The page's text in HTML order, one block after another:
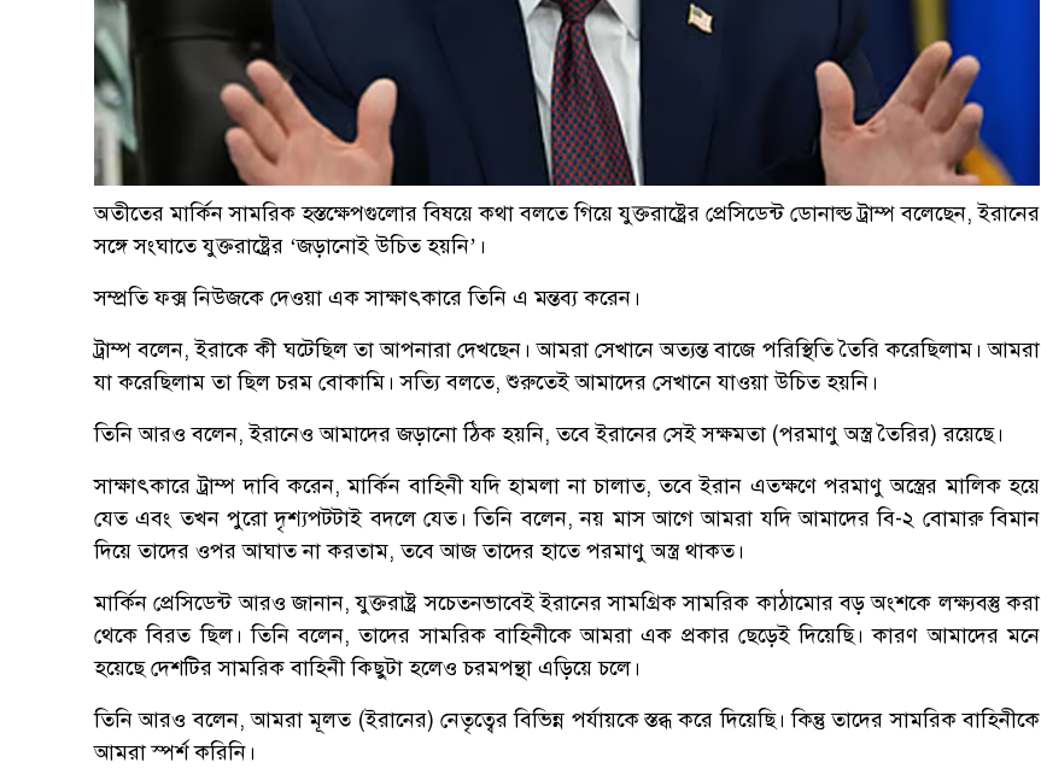
অতীতের মার্কিন সামরিক হস্তক্ষেপগুলোর বিষয়ে কথা বলতে গিয়ে যুক্তরাষ্ট্রের প্রেসিডেন্ট ডোনাল্ড ট্রাম্প বলেছেন, ইরানের
সঙ্গে সংঘাতে যুক্তরাষ্ট্রের ‘জড়ানোই উচিত হয়নি’।
সম্প্রতি ফক্স নিউজকে দেওয়া এক সাক্ষাৎকারে তিনি এ মন্তব্য করেন।
ট্রাম্প বলেন, ইরাকে কী ঘটেছিল তা আপনারা দেখছেন। আমরা সেখানে অত্যন্ত বাজে পরিস্থিতি তৈরি করেছিলাম। আমরা
যা করেছিলাম তা ছিল চরম বোকামি। সত্যি বলতে, শুরুতেই আমাদের সেখানে যাওয়া উচিত হয়নি।
তিনি আরও বলেন, ইরানেও আমাদের জড়ানো ঠিক হয়নি, তবে ইরানের সেই সক্ষমতা (পরমাণু অস্ত্র তৈরির) রয়েছে।
সাক্ষাৎকারে ট্রাম্প দাবি করেন, মার্কিন বাহিনী যদি হামলা না চালাত, তবে ইরান এতক্ষণে পরমাণু অস্ত্রের মালিক হয়ে
যেত এবং তখন পুরো দৃশ্যপটটাই বদলে যেত। তিনি বলেন, নয় মাস আগে আমরা যদি আমাদের বি-২ বোমারু বিমান
দিয়ে তাদের ওপর আঘাত না করতাম, তবে আজ তাদের হাতে পরমাণু অস্ত্র থাকত।
মার্কিন প্রেসিডেন্ট আরও জানান, যুক্তরাষ্ট্র সচেতনভাবেই ইরানের সামগ্রিক সামরিক কাঠামোর বড় অংশকে লক্ষ্যবস্তু করা
থেকে বিরত ছিল। তিনি বলেন, তাদের সামরিক বাহিনীকে আমরা এক প্রকার ছেড়েই দিয়েছি। কারণ আমাদের মনে
হয়েছে দেশটির সামরিক বাহিনী কিছুটা হলেও চরমপন্থা এড়িয়ে চলে।
তিনি আরও বলেন, আমরা মূলত (ইরানের) নেতৃত্বের বিভিন্ন পর্যায়কে স্তব্ধ করে দিয়েছি। কিন্তু তাদের সামরিক বাহিনীকে
আমরা স্পর্শ করিনি।